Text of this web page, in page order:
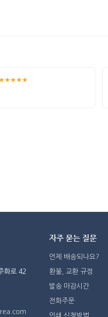
화로 42
자주 묻는 질문
언제 배송되나요?
환불, 교환 규정
발송 마감시간
전화주문
인쇄 신청방법